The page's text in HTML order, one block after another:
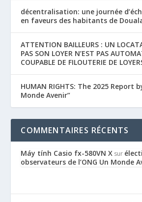
décentralisation: une journée
en faveurs des habitants de
ATTENTION BAILLEURS : UN
PAS SON LOYER N’EST PAS
COUPABLE DE FILOUTERIE DE
HUMAN RIGHTS: The 2025 Report
Monde Avenir”
COMMENTAIRES RÉCENTS
Máy tính Casio fx-580VN X sur
observateurs de l’ONG Un Monde